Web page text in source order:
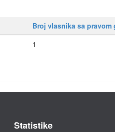
Broj vlasnika sa pravom
1
Statistike